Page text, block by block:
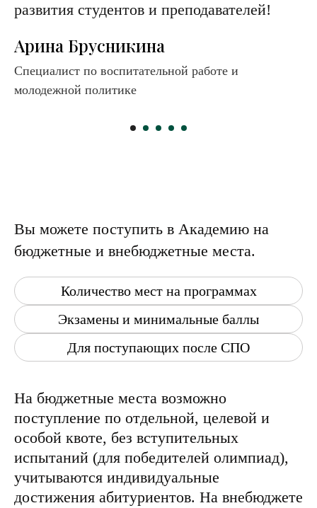
Святых. Это удивительное место с по-
чтут традиции.
Ангелина Завгородняя
Вы можете поступить в Академию на
Количество мест на программах
Экзамены и минимальные баллы
На бюджетные места возможно
поступление по отдельной, целевой и
особой квоте, без вступительных
испытаний (для победителей олимпиад),
учитываются индивидуальные